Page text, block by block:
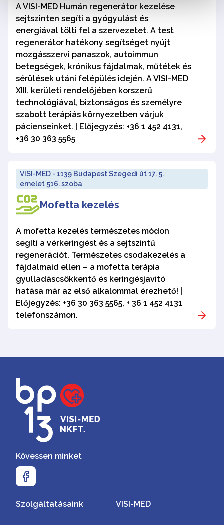
A VISI-MED Humán regenerátor kezelése
sejtszinten segíti a gyógyulást és
energiával tölti fel a szervezetet. A test
regenerátor hatékony segítséget nyújt
mozgásszervi panaszok, autoimmun
betegségek, krónikus fájdalmak, műtétek és
sérülések utáni felépülés idején. A VISI-MED
XIII. kerületi rendelőjében korszerű
technológiával, biztonságos és személyre
szabott terápiás környezetben várjuk
pácienseinket. | Előjegyzés: +36 1 452 4131,
+36 30 363 5565
VISI-MED - 1139 Budapest Szegedi út 17. 5.
emelet 516. szoba
Mofetta kezelés
A mofetta kezelés természetes módon
segíti a vérkeringést és a sejtszintű
regenerációt. Természetes csodakezelés a
fájdalmaid ellen – a mofetta terápia
gyulladáscsökkentő és keringésjavító
hatása már az első alkalommal érezhető! |
Előjegyzés: +36 30 363 5565, + 36 1 452 4131
telefonszámon.
Kövessen minket
Szolgáltatásaink VISI-MED